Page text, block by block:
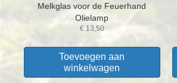
Melkglas voor de Feuerhand
Olielamp
€13,50
Toevoegen aan
winkelwagen